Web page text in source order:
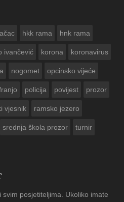
hkk rama hnk rama
ivančević korona koronavirus
nogomet opcinsko vijeće
policija povijest prozor
vjesnik ramsko jezero
srednja škola prozor turnir
posjetiteljima. Ukoliko imate